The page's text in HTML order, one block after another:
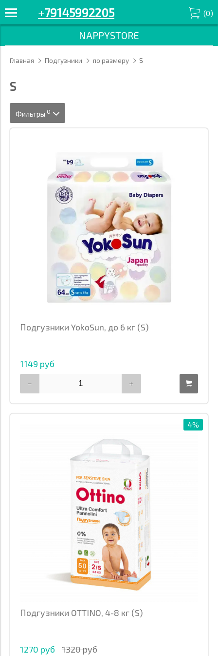
+79145992205 (0)
NAPPYSTORE
Главная Подгузники по размеру S
S
Фильтры 0
Подгузники YokoSun, до 6 кг (S)
1149 руб
4%
Подгузники OTTINO, 4-8 кг (S)
1270 руб 1320 руб